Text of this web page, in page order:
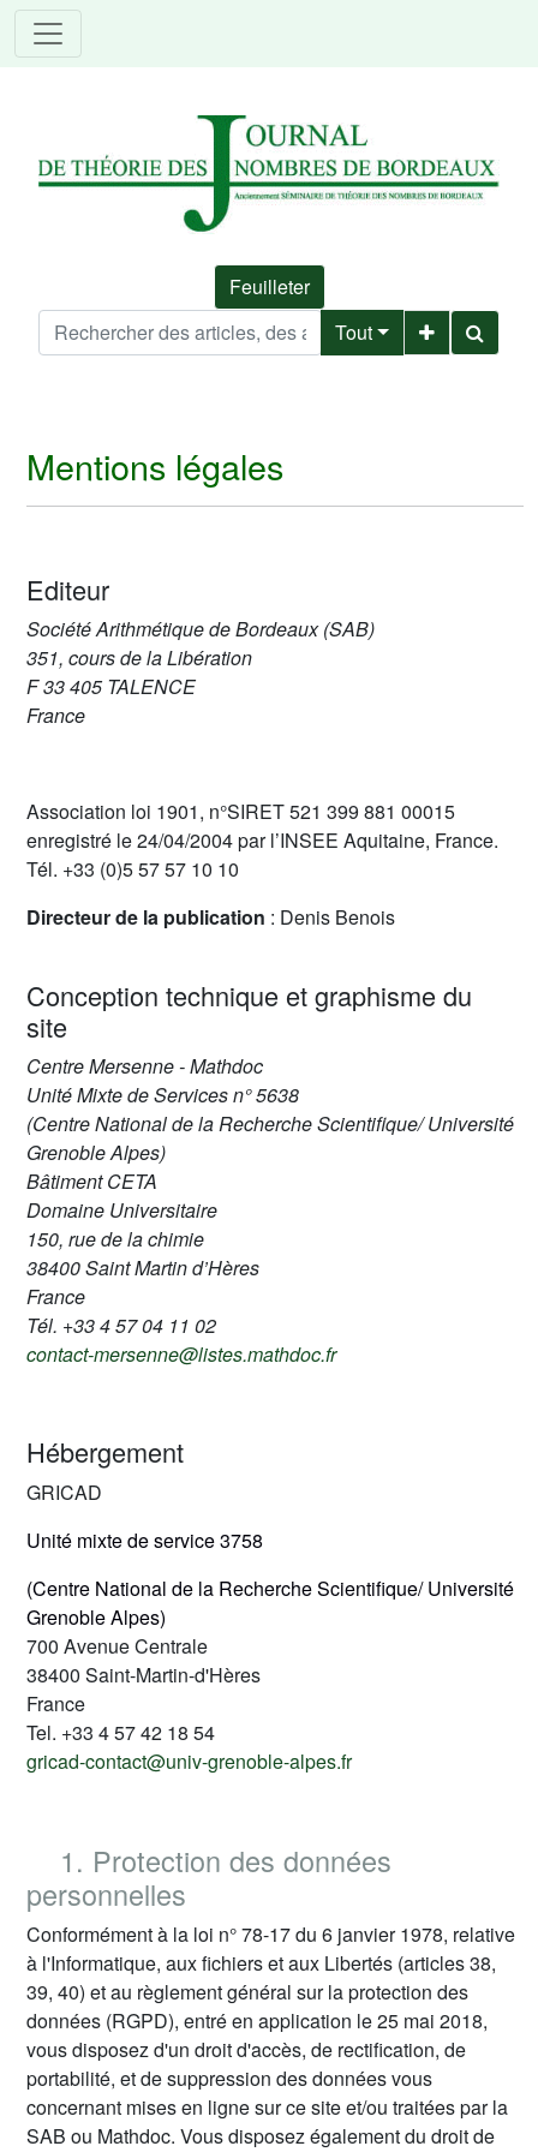
Feuilleter
Tout
Mentions légales
Editeur
Société Arithmétique de Bordeaux (SAB)
351, cours de la Libération
F 33 405 TALENCE
France
Association loi 1901, n°SIRET 521 399 881 00015
enregistré le 24/04/2004 par l’INSEE Aquitaine, France.
Tél. +33 (0)5 57 57 10 10
Directeur de la publication : Denis Benois
Conception technique et graphisme du
site
Centre Mersenne - Mathdoc
Unité Mixte de Services n° 5638
(Centre National de la Recherche Scientifique/ Université
Grenoble Alpes)
Bâtiment CETA
Domaine Universitaire
150, rue de la chimie
38400 Saint Martin d’Hères
France
Tél. +33 4 57 04 11 02
contact-mersenne@listes.mathdoc.fr
Hébergement
GRICAD
Unité mixte de service 3758
(Centre National de la Recherche Scientifique/ Université
Grenoble Alpes)
700 Avenue Centrale
38400 Saint-Martin-d'Hères
France
Tel. +33 4 57 42 18 54
gricad-contact@univ-grenoble-alpes.fr
1. Protection des données
personnelles
Conformément à la loi n° 78-17 du 6 janvier 1978, relative
à l'Informatique, aux fichiers et aux Libertés (articles 38,
39, 40) et au règlement général sur la protection des
données (RGPD), entré en application le 25 mai 2018,
vous disposez d'un droit d'accès, de rectification, de
portabilité, et de suppression des données vous
concernant mises en ligne sur ce site et/ou traitées par la
SAB ou Mathdoc. Vous disposez également du droit de